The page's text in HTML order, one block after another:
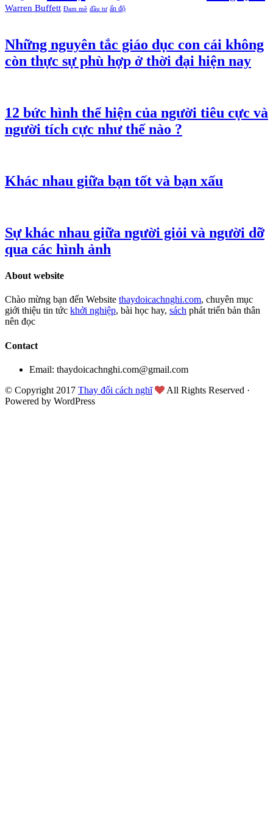
Warren Buffett Đam mê đầu tư ấn độ
Những nguyên tắc giáo dục con cái không
còn thực sự phù hợp ở thời đại hiện nay
12 bức hình thể hiện của người tiêu cực và
người tích cực như thế nào ?
Khác nhau giữa bạn tốt và bạn xấu
Sự khác nhau giữa người giỏi và người dỡ
qua các hình ảnh
About website
Chào mừng bạn đến Website thaydoicachnghi.com, chuyên mục
giới thiệu tin tức khởi nghiệp, bài học hay, sách phát triển bản thân
nên đọc
Contact
Email: thaydoicachnghi.com@gmail.com
© Copyright 2017 Thay đổi cách nghĩ
All Rights Reserved ·
Powered by WordPress